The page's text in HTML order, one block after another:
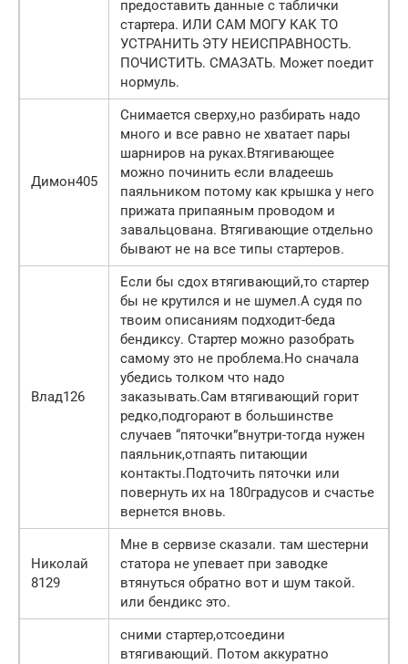
предоставить данные с таблички
стартера. ИЛИ САМ МОГУ КАК ТО
УСТРАНИТЬ ЭТУ НЕИСПРАВНОСТЬ.
ПОЧИСТИТЬ. СМАЗАТЬ. Может поедит
нормуль.
Димон405
Снимается сверху,но разбирать надо
много и все равно не хватает пары
шарниров на руках.Втягивающее
можно починить если владеешь
паяльником потому как крышка у него
прижата припаяным проводом и
завальцована. Втягивающие отдельно
бывают не на все типы стартеров.
Влад126
Если бы сдох втягивающий,то стартер
бы не крутился и не шумел.А судя по
твоим описаниям подходит-беда
бендиксу. Стартер можно разобрать
самому это не проблема.Но сначала
убедись толком что надо
заказывать.Сам втягивающий горит
редко,подгорают в большинстве
случаев “пяточки”внутри-тогда нужен
паяльник,отпаять питающии
контакты.Подточить пяточки или
повернуть их на 180градусов и счастье
вернется вновь.
Николай
8129
Мне в сервизе сказали. там шестерни
статора не упевает при заводке
втянуться обратно вот и шум такой.
или бендикс это.
сними стартер,отсоедини
втягивающий. Потом аккуратно